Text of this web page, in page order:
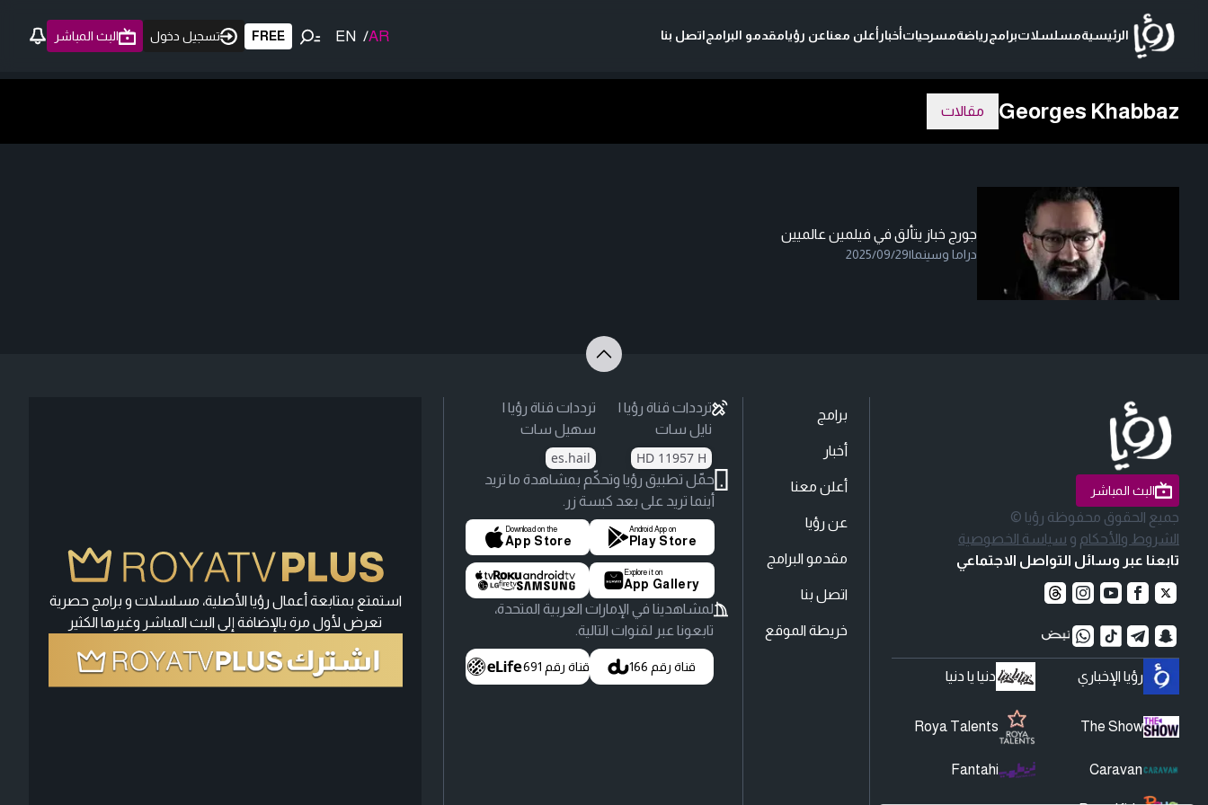
الرئيسيةمسلسلاتبرامجرياضةمسرحياتأخبارأعلن معناعن رؤيامقدمو البرامجاتصل بنا AR
/
EN
FREE تسجيل دخول البث المباشر
Georges Khabbaz مقالات
جورج خباز يتألق في فيلمين عالميين
دراما وسينما|
2025/09/29
البث المباشر
جميع الحقوق محفوظة رؤيا ©
الشروط والأحكام و سياسة الخصوصية
تابعنا عبر وسائل التواصل الاجتماعي
رؤيا الإخباري دنيا يا دنيا
The Show
Roya Talents
Caravan
Fantahi
برامج
أخبار
أعلن معنا
عن رؤيا
مقدمو البرامج
اتصل بنا
خريطة الموقع
ترددات قناة رؤيا |
نايل سات
HD 11957 H
ترددات قناة رؤيا |
سهيل سات
es.hail
حمّل تطبيق رؤيا وتحكّم بمشاهدة ما تريد
أينما تريد على بعد كبسة زر.
Android App on
Play Store
Download on the
App Store
Explore it on
App Gallery
لمشاهدينا في الإمارات العربية المتحدة،
تابعونا عبر لقنوات التالية.
قناة رقم 166 قناة رقم 691
استمتع بمتابعة أعمال رؤيا الأصلية، مسلسلات و برامج حصرية
تعرض لأول مرة بالإضافة إلى البث المباشر وغيرها الكثير